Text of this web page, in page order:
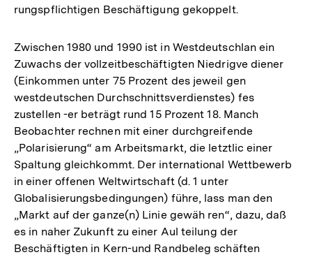
rungspflichtigen Beschäftigung gekoppelt.
Zwischen 1980 und 1990 ist in Westdeutschlan ein
Zuwachs der vollzeitbeschäftigten Niedrigve diener
(Einkommen unter 75 Prozent des jeweil gen
westdeutschen Durchschnittsverdienstes) fes
zustellen -er beträgt rund 15 Prozent 18. Manch
Beobachter rechnen mit einer durchgreifende
„Polarisierung“ am Arbeitsmarkt, die letztlic einer
Spaltung gleichkommt. Der international Wettbewerb
in einer offenen Weltwirtschaft (d. 1 unter
Globalisierungsbedingungen) führe, lass man den
„Markt auf der ganze(n) Linie gewäh ren“, dazu, daß
es in naher Zukunft zu einer Aul teilung der
Beschäftigten in Kern-und Randbeleg schäften